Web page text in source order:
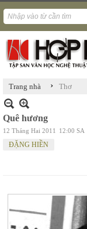
Trang nhà › Thơ
Quê hương
12 Tháng Hai 2011 12:00 SA
ĐẶNG HIỀN